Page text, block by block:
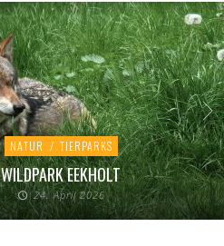
NATUR / TIERPARKS
WILDPARK EEKHOLT
24. April 2026